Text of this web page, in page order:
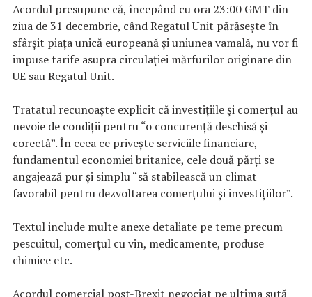
Acordul presupune că, începând cu ora 23:00 GMT din
ziua de 31 decembrie, când Regatul Unit părăseşte în
sfârşit piaţa unică europeană şi uniunea vamală, nu vor fi
impuse tarife asupra circulaţiei mărfurilor originare din
UE sau Regatul Unit.
Tratatul recunoaşte explicit că investiţiile şi comerţul au
nevoie de condiţii pentru “o concurenţă deschisă şi
corectă”. În ceea ce priveşte serviciile financiare,
fundamentul economiei britanice, cele două părţi se
angajează pur şi simplu “să stabilească un climat
favorabil pentru dezvoltarea comerţului şi investiţiilor”.
Textul include multe anexe detaliate pe teme precum
pescuitul, comerţul cu vin, medicamente, produse
chimice etc.
Acordul comercial post-Brexit negociat pe ultima sută